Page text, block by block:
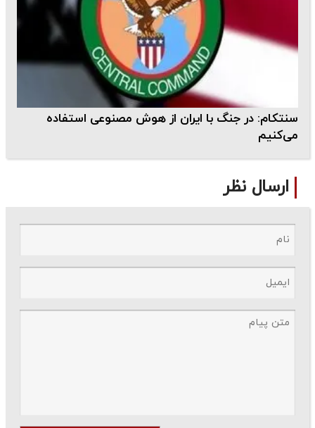
سنتکام: در جنگ با ایران از هوش مصنوعی استفاده
می‌کنیم
ارسال نظر